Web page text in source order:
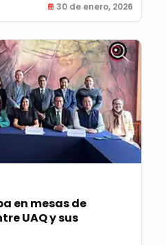
30 de enero, 2026
en mesas de
UAQ y sus